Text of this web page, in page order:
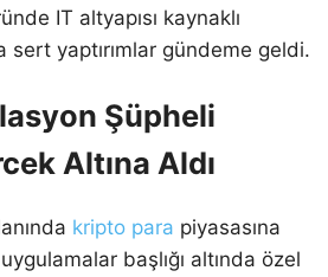
IT altyapısı kaynaklı
sert yaptırımlar gündeme geldi.
Şüpheli
Altına Aldı
kripto para piyasasına
başlığı altında özel